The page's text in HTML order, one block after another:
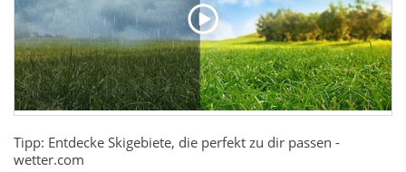
Tipp: Entdecke Skigebiete, die perfekt zu dir passen -
wetter.com